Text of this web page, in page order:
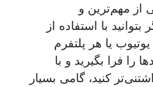
از مهم‌ترین و
با استفاده از
یا هر پلتفرم
را فرا بگیرید و با
کنید، گامی بسیار